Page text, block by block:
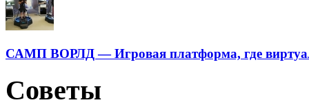
САМП ВОРЛД — Игровая платформа, где
Советы